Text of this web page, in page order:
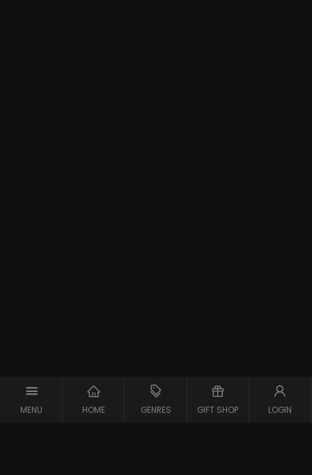
MENU HOME GENRES GIFT SHOP LOGIN